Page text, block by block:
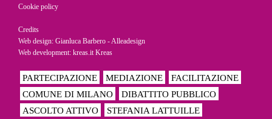
Cookie policy
Credits
Web design: Gianluca Barbero -Alleadesign
Web development: kreas.itKreas
PARTECIPAZIONE MEDIAZIONE
FACILITAZIONE
COMUNE DI MILANO
DIBATTITO PUBBLICO
ASCOLTO ATTIVO
STEFANIA LATTUILLE